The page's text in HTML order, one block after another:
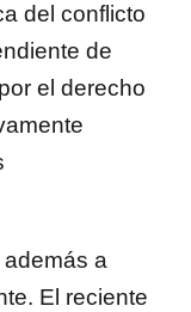
del conflicto
de
el derecho
a
El reciente